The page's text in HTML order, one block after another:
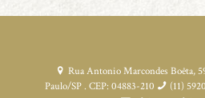
Rua Antonio Marcondes Boêta,
Paulo/SP . CEP: 04883-210
(11)